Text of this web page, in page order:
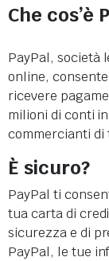
Che cos’è
PayPal, società
online,
ricevere
milioni di conti
commercianti di
È sicuro?
PayPal ti
tua carta di
sicurezza e di
PayPal, le tue